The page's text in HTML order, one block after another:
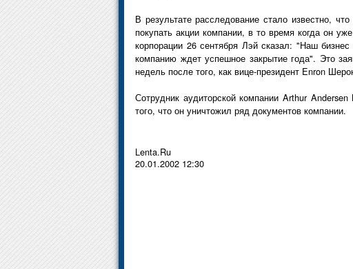
В результате расследование стало известно,
покупать акции компании, в то время когда он
корпорации 26 сентября Лэй сказал: "Наш
компанию ждет успешное закрытие года". Это
недель после того, как вице-президент Enron
Сотрудник аудиторской компании Arthur
того, что он уничтожил ряд документов компании.
Lenta.Ru
20.01.2002 12:30